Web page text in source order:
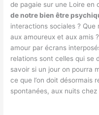
de pagaie sur une Loire en
de notre bien être
interactions sociales ?
aux amoureux et aux amis
amour par écrans
relations sont celles qui se
savoir si un jour on pourra
ce que l’on doit désormais
spontanées, aux nuits